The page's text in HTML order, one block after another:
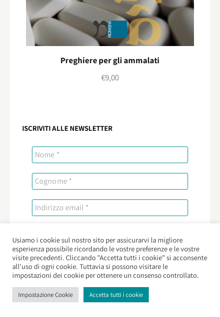
Preghiere per gli ammalati
€9,00
ISCRIVITI ALLE NEWSLETTER
Kolòt - Morashà
Novità editoriali Morashà
Usiamo i cookie sul nostro sito per assicurarvi la migliore
esperienza possibile ricordando le vostre preferenze e le vostre
visite precedenti. Cliccando "Accetta tutti i cookie" si acconsente
all'uso di ogni cookie. Tuttavia si possono visitare le
impostazioni dei cookie per ottenere un consenso controllato.
Impostazione Cookie Accetta tutti i cookie